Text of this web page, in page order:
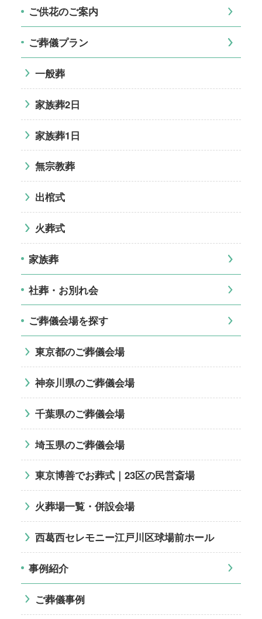
ご供花のご案内
ご葬儀プラン
一般葬
家族葬2日
家族葬1日
無宗教葬
出棺式
火葬式
家族葬
社葬・お別れ会
ご葬儀会場を探す
東京都のご葬儀会場
神奈川県のご葬儀会場
千葉県のご葬儀会場
埼玉県のご葬儀会場
東京博善でお葬式｜23区の民営斎場
火葬場一覧・併設会場
西葛西セレモニー江戸川区球場前ホール
事例紹介
ご葬儀事例